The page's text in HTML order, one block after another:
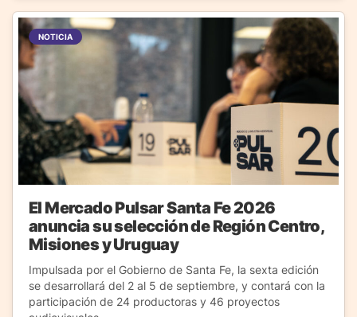
NOTICIA
El Mercado Pulsar Santa Fe 2026
anuncia su selección de Región Centro,
Misiones y Uruguay
Impulsada por el Gobierno de Santa Fe, la sexta edición
se desarrollará del 2 al 5 de septiembre, y contará con la
participación de 24 productoras y 46 proyectos